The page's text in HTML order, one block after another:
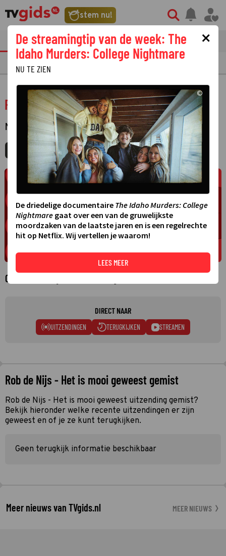
stem nu!
tvgids streaming nieuws
PRIMETIME GEMIST
Rob de Nijs - Het is mooi geweest
MUZIEK ·
MIJNGIDS AGENDA DELEN
Over Rob de Nijs - Het is mooi geweest
DIRECT NAAR
UITZENDINGEN TERUGKIJKEN STREAMEN
Rob de Nijs - Het is mooi geweest gemist
Rob de Nijs - Het is mooi geweest uitzending gemist?
Bekijk hieronder welke recente uitzendingen er zijn
geweest en of je ze kunt terugkijken.
Geen terugkijk informatie beschikbaar
Meer nieuws van TVgids.nl MEER NIEUWS
×
De streamingtip van de week: The
Idaho Murders: College Nightmare
NU TE ZIEN
©
De driedelige documentaire The Idaho Murders: College
Nightmare gaat over een van de gruwelijkste
moordzaken van de laatste jaren en is een regelrechte
hit op Netflix. Wij vertellen je waarom!
LEES MEER